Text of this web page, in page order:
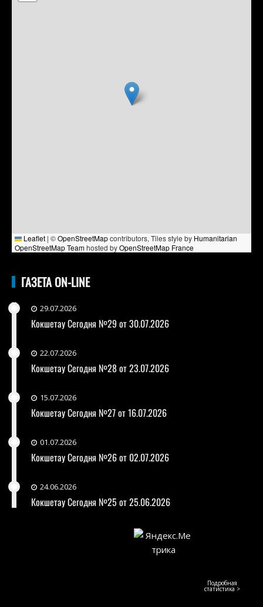
Leaflet | ©OpenStreetMapcontributors, Tiles style by Humanitarian
OpenStreetMap Teamhosted byOpenStreetMap France
ГАЗЕТА ON-LINE
29.07.2026
Кокшетау Сегодня №29 от 30.07.2026
22.07.2026
Кокшетау Сегодня №28 от 23.07.2026
15.07.2026
Кокшетау Сегодня №27 от 16.07.2026
01.07.2026
Кокшетау Сегодня №26 от 02.07.2026
24.06.2026
Кокшетау Сегодня №25 от 25.06.2026
Подробная
статистика >